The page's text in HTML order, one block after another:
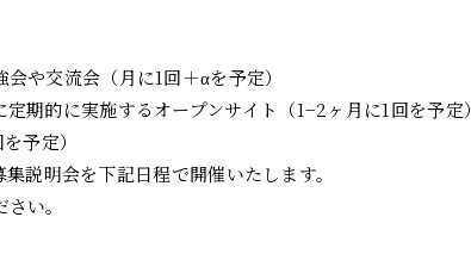
や交流会（月に1回＋αを予定）
期的に実施するオープンサイト（1−2ヶ月に1回を予定）
予定）
説明会を下記日程で開催いたします。
い。